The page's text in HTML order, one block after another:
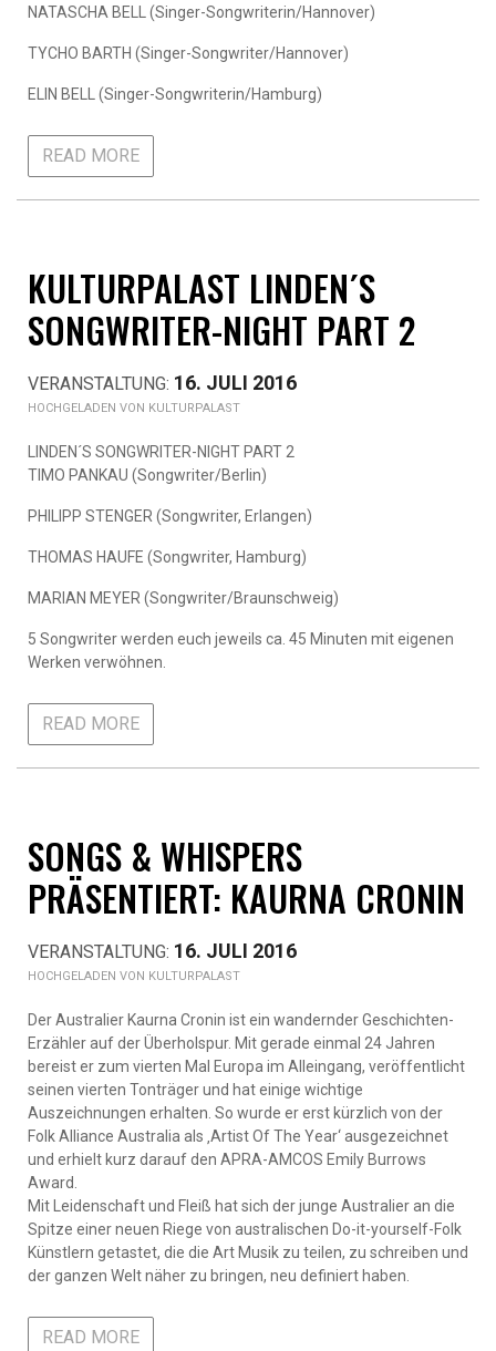
NATASCHA BELL (Singer-Songwriterin/Hannover)
TYCHO BARTH (Singer-Songwriter/Hannover)
ELIN BELL (Singer-Songwriterin/Hamburg)
READ MORE
KULTURPALAST LINDEN´S
SONGWRITER-NIGHT PART 2
16. JULI 2016
KULTURPALAST
LINDEN´S SONGWRITER-NIGHT PART 2
TIMO PANKAU (Songwriter/Berlin)
PHILIPP STENGER (Songwriter, Erlangen)
THOMAS HAUFE (Songwriter, Hamburg)
MARIAN MEYER (Songwriter/Braunschweig)
5 Songwriter werden euch jeweils ca. 45 Minuten mit eigenen
Werken verwöhnen.
READ MORE
SONGS & WHISPERS
PRÄSENTIERT: KAURNA CRONIN
16. JULI 2016
KULTURPALAST
Der Australier Kaurna Cronin ist ein wandernder Geschichten-
Erzähler auf der Überholspur. Mit gerade einmal 24 Jahren
bereist er zum vierten Mal Europa im Alleingang, veröffentlicht
seinen vierten Tonträger und hat einige wichtige
Auszeichnungen erhalten. So wurde er erst kürzlich von der
Folk Alliance Australia als ‚Artist Of The Year‘ ausgezeichnet
und erhielt kurz darauf den APRA-AMCOS Emily Burrows
Award.
Mit Leidenschaft und Fleiß hat sich der junge Australier an die
Spitze einer neuen Riege von australischen Do-it-yourself-Folk
Künstlern getastet, die die Art Musik zu teilen, zu schreiben und
der ganzen Welt näher zu bringen, neu definiert haben.
READ MORE